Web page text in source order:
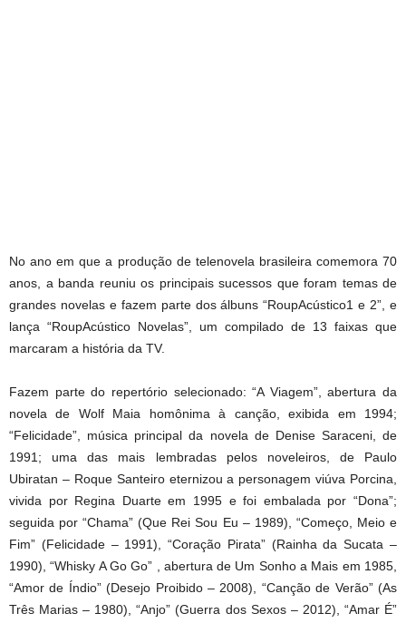
No ano em que a produção de telenovela brasileira comemora 70
anos, a banda reuniu os principais sucessos que foram temas de
grandes novelas e fazem parte dos álbuns “RoupAcústico1 e 2”, e
lança “RoupAcústico Novelas”, um compilado de 13 faixas que
marcaram a história da TV.
Fazem parte do repertório selecionado: “A Viagem”, abertura da
novela de Wolf Maia homônima à canção, exibida em 1994;
“Felicidade”, música principal da novela de Denise Saraceni, de
1991; uma das mais lembradas pelos noveleiros, de Paulo
Ubiratan – Roque Santeiro eternizou a personagem viúva Porcina,
vivida por Regina Duarte em 1995 e foi embalada por “Dona”;
seguida por “Chama” (Que Rei Sou Eu – 1989), “Começo, Meio e
Fim” (Felicidade – 1991), “Coração Pirata” (Rainha da Sucata –
1990), “Whisky A Go Go” , abertura de Um Sonho a Mais em 1985,
“Amor de Índio” (Desejo Proibido – 2008), “Canção de Verão” (As
Três Marias – 1980), “Anjo” (Guerra dos Sexos – 2012), “Amar É”